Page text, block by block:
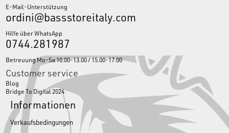
E-Mail-Unterstützung
ordini@bassstoreitaly.com
Hilfe über WhatsApp
0744.281987
Betreuung Mo-Sa 10.00-13.00 / 15.00-17.00
Customer service
Blog
Bridge To Digital 2024
Informationen
Verkaufsbedingungen